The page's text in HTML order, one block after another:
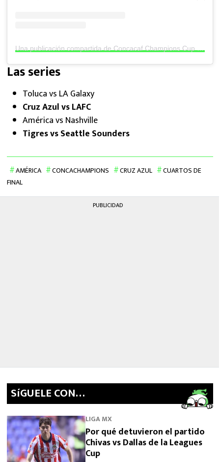
Una publicación compartida de Concacaf Champions Cup (@thechampions)
Las series
Toluca vs LA Galaxy
Cruz Azul vs LAFC
América vs Nashville
Tigres vs Seattle Sounders
AMÉRICA CONCACHAMPIONS CRUZ AZUL
CUARTOS DE
FINAL
PUBLICIDAD
SíGUELE CON…
LIGA MX
Por qué detuvieron el partido
Chivas vs Dallas de la Leagues
Cup